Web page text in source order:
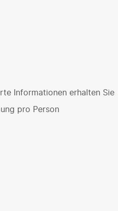
Informationen erhalten Sie
pro Person